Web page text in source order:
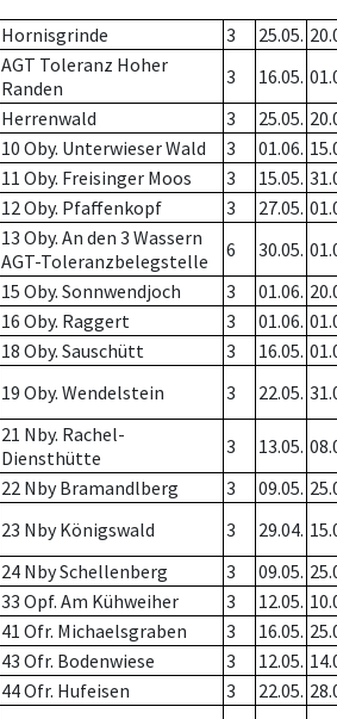
Hornisgrinde 3 25.05.
AGT Toleranz Hoher
Randen
3 16.05.
Herrenwald 3 25.05.
10 Oby. Unterwieser Wald 3 01.06.
11 Oby. Freisinger Moos 3 15.05.
12 Oby. Pfaffenkopf 3 27.05.
13 Oby. An den 3 Wassern
AGT-Toleranzbelegstelle
6 30.05.
15 Oby. Sonnwendjoch 3 01.06.
16 Oby. Raggert 3 01.06.
18 Oby. Sauschütt 3 16.05.
19 Oby. Wendelstein 3 22.05.
21 Nby. Rachel-
Diensthütte
3 13.05.
22 Nby Bramandlberg 3 09.05.
23 Nby Königswald 3 29.04.
24 Nby Schellenberg 3 09.05.
33 Opf. Am Kühweiher 3 12.05.
41 Ofr. Michaelsgraben 3 16.05.
43 Ofr. Bodenwiese 3 12.05.
44 Ofr. Hufeisen 3 22.05.